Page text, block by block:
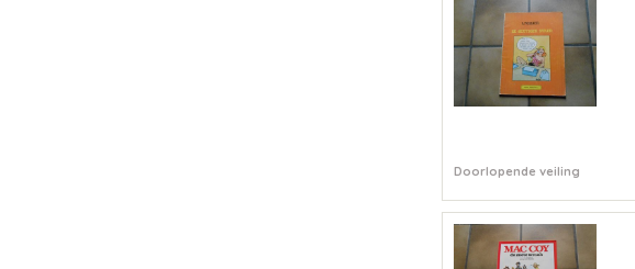
Doorlopende veiling